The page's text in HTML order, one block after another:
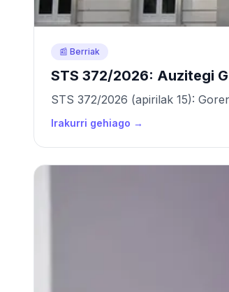
📰 Berriak
STS 372/2026: Auzitegi
STS 372/2026 (apirilak 15):
Irakurri gehiago →